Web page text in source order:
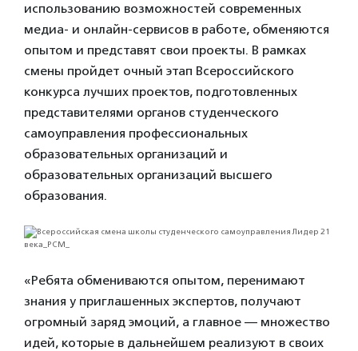
использованию возможностей современных
медиа- и онлайн-сервисов в работе, обменяются
опытом и представят свои проекты. В рамках
смены пройдет очный этап Всероссийского
конкурса лучших проектов, подготовленных
представителями органов студенческого
самоуправления профессиональных
образовательных организаций и
образовательных организаций высшего
образования.
«Ребята обмениваются опытом, перенимают
знания у приглашенных экспертов, получают
огромный заряд эмоций, а главное — множество
идей, которые в дальнейшем реализуют в своих